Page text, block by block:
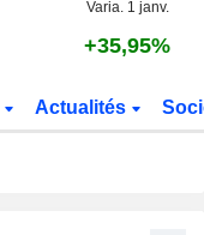
Varia. 1 janv.
+35,95%
Actualités